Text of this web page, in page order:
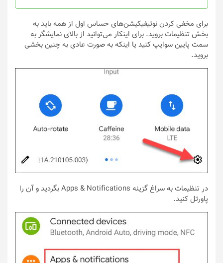
محصول
انتخاب
شوند
محصول
انتخاب
شوند
برای مخفی کردن نوتیفیکیشن‌های حساس اول از همه باید به
بخش تنظیمات بروید. برای اینکار می‌توانید از بالای نمایشگر به
سمت پایین سوایپ کنید یا اینکه به صورت عادی به چنین بخشی
بروید.
در تنظیمات به سراغ گزینه Apps & Notifications بگردید و آن را
پاورتل کنید.